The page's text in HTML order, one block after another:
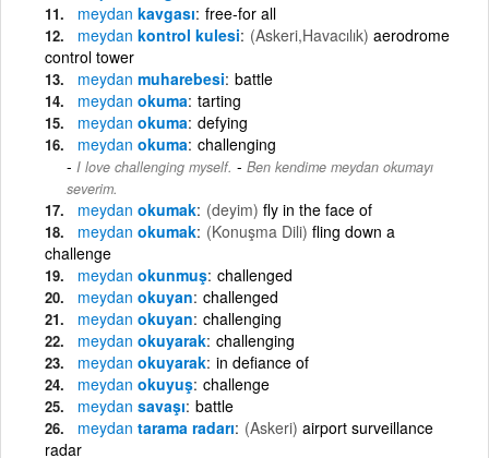
meydan kavgası free-for all
meydan kontrol kulesi (Askeri,Havacılık) aerodrome
control tower
meydan muharebesi battle
meydan okuma tarting
meydan okuma defying
meydan okuma challenging
I love challenging myself. - Ben kendime meydan okumayı
severim.
meydan okumak (deyim) fly in the face of
meydan okumak (Konuşma Dili) fling down a
challenge
meydan okunmuş challenged
meydan okuyan challenged
meydan okuyan challenging
meydan okuyarak challenging
meydan okuyarak in defiance of
meydan okuyuş challenge
meydan savaşı battle
meydan tarama radarı (Askeri) airport surveillance
radar